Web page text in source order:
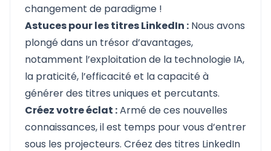
changement de paradigme !
Astuces pour les titres LinkedIn : Nous avons
plongé dans un trésor d’avantages,
notamment l’exploitation de la technologie IA,
la praticité, l’efficacité et la capacité à
générer des titres uniques et percutants.
Créez votre éclat :Armé de ces nouvelles
connaissances, il est temps pour vous d’entrer
sous les projecteurs. Créez des titres LinkedIn